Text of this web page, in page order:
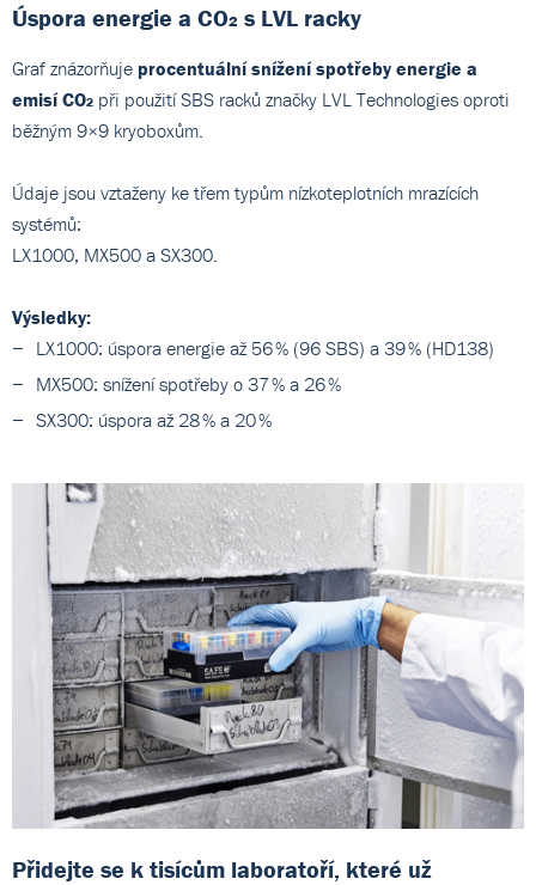
Úspora energie a CO₂ s LVL racky
Graf znázorňuje procentuální snížení spotřeby energie a
emisí CO₂ při použití SBS racků značky LVL Technologies oproti
běžným 9×9 kryoboxům.
Údaje jsou vztaženy ke třem typům nízkoteplotních mrazících
systémů:
LX1000, MX500 a SX300.
Výsledky:
LX1000: úspora energie až 56 % (96 SBS) a 39 % (HD138)
MX500: snížení spotřeby o 37 % a 26 %
SX300: úspora až 28 % a 20 %
Přidejte se k tisícům laboratoří, které už